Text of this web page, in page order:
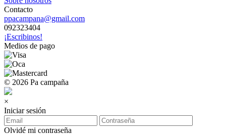
Contacto
ppacampana@gmail.com
092323404
¡Escribinos!
Medios de pago
© 2026 Pa campaña
×
Iniciar sesión
Olvidé mi contraseña